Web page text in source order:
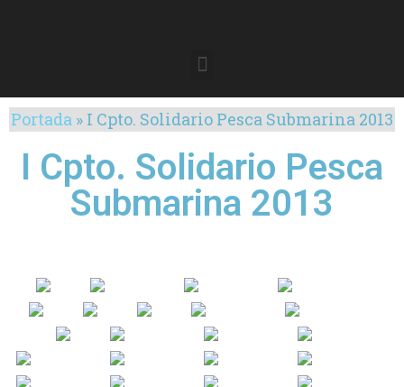
Portada » I Cpto. Solidario Pesca Submarina 2013
I Cpto. Solidario Pesca
Submarina 2013